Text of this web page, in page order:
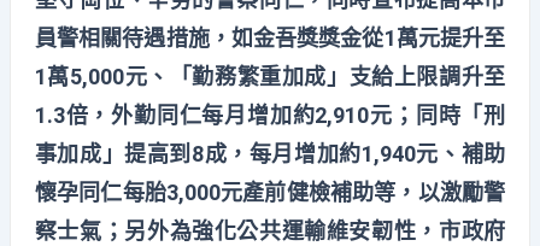
員警相關待遇措施，如金吾獎獎金從1萬元提升至
1萬5,000元、「勤務繁重加成」支給上限調升至
1.3倍，外勤同仁每月增加約2,910元；同時「刑
事加成」提高到8成，每月增加約1,940元、補助
懷孕同仁每胎3,000元產前健檢補助等，以激勵警
察士氣；另外為強化公共運輸維安韌性，市政府